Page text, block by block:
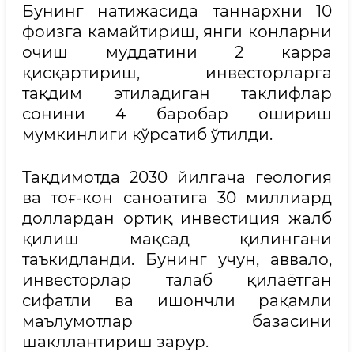
Бунинг натижасида таннархни 10
фоизга камайтириш, янги конларни
очиш муддатини 2 карра
қисқартириш, инвесторларга
тақдим этиладиган таклифлар
сонини 4 баробар ошириш
мумкинлиги кўрсатиб ўтилди.
Тақдимотда 2030 йилгача геология
ва тоғ-кон саноатига 30 миллиард
доллардан ортиқ инвестиция жалб
қилиш мақсад қилингани
таъкидланди. Бунинг учун, аввало,
инвесторлар талаб қилаётган
сифатли ва ишончли рақамли
маълумотлар базасини
шакллантириш зарур.